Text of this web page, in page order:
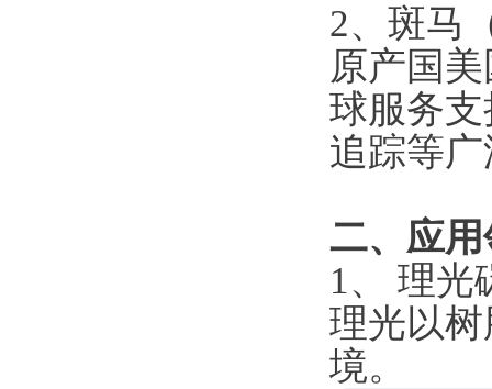
2、 斑马
原产国
球服务
追踪等
二、应
1、 理光
理光以
境。